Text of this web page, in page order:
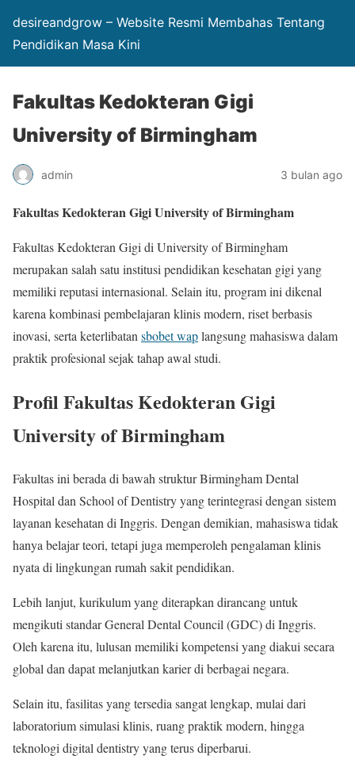
desireandgrow – Website Resmi Membahas Tentang
Pendidikan Masa Kini
Fakultas Kedokteran Gigi
University of Birmingham
admin 3 bulan ago
Fakultas Kedokteran Gigi University of Birmingham
Fakultas Kedokteran Gigi di University of Birmingham
merupakan salah satu institusi pendidikan kesehatan gigi yang
memiliki reputasi internasional. Selain itu, program ini dikenal
karena kombinasi pembelajaran klinis modern, riset berbasis
inovasi, serta keterlibatan sbobet waplangsung mahasiswa dalam
praktik profesional sejak tahap awal studi.
Profil Fakultas Kedokteran Gigi
University of Birmingham
Fakultas ini berada di bawah struktur Birmingham Dental
Hospital dan School of Dentistry yang terintegrasi dengan sistem
layanan kesehatan di Inggris. Dengan demikian, mahasiswa tidak
hanya belajar teori, tetapi juga memperoleh pengalaman klinis
nyata di lingkungan rumah sakit pendidikan.
Lebih lanjut, kurikulum yang diterapkan dirancang untuk
mengikuti standar General Dental Council (GDC) di Inggris.
Oleh karena itu, lulusan memiliki kompetensi yang diakui secara
global dan dapat melanjutkan karier di berbagai negara.
Selain itu, fasilitas yang tersedia sangat lengkap, mulai dari
laboratorium simulasi klinis, ruang praktik modern, hingga
teknologi digital dentistry yang terus diperbarui.